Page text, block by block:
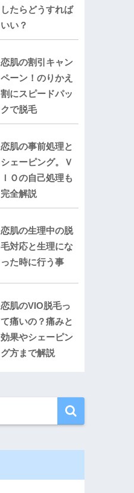
したらどうすれば
いい？
恋肌の割引キャン
ペーン！のりかえ
割にスピードパッ
クで脱毛
恋肌の事前処理と
シェーピング。Ｖ
ＩＯの自己処理も
完全解説
恋肌の生理中の脱
毛対応と生理にな
った時に行う事
恋肌のVIO脱毛っ
て痛いの？痛みと
効果やシェーピン
グ方まで解説